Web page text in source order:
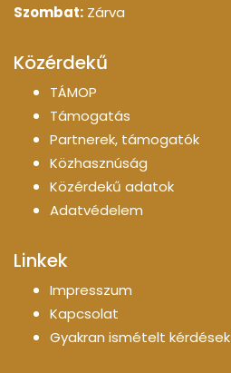
Szombat: Zárva
Közérdekű
TÁMOP
Támogatás
Partnerek, támogatók
Közhasznúság
Közérdekű adatok
Adatvédelem
Linkek
Impresszum
Kapcsolat
Gyakran ismételt kérdések